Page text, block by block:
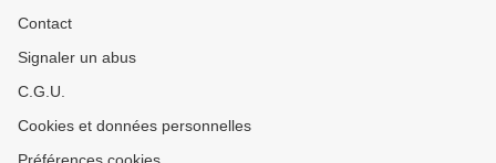
Contact
Signaler un abus
C.G.U.
Cookies et données personnelles